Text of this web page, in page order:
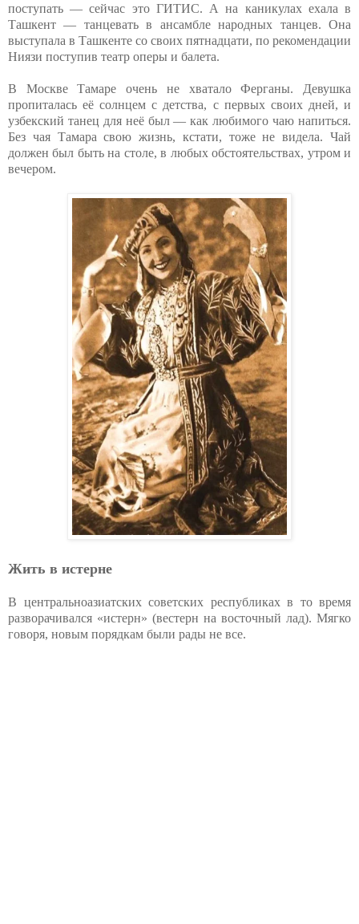
поступать — сейчас это ГИТИС. А на каникулах ехала в
Ташкент — танцевать в ансамбле народных танцев. Она
выступала в Ташкенте со своих пятнадцати, по рекомендации
Ниязи поступив театр оперы и балета.
В Москве Тамаре очень не хватало Ферганы. Девушка
пропиталась её солнцем с детства, с первых своих дней, и
узбекский танец для неё был — как любимого чаю напиться.
Без чая Тамара свою жизнь, кстати, тоже не видела. Чай
должен был быть на столе, в любых обстоятельствах, утром и
вечером.
Жить в истерне
В центральноазиатских советских республиках в то время
разворачивался «истерн» (вестерн на восточный лад). Мягко
говоря, новым порядкам были рады не все.